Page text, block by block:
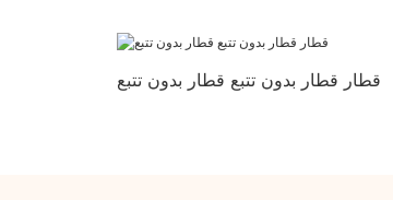
قطار قطار بدون تتبع قطار بدون تتبع